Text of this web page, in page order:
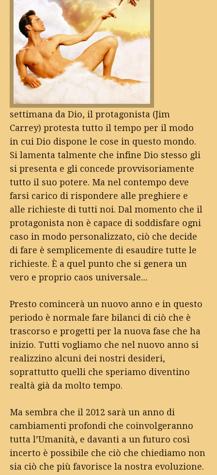
settimana da Dio, il protagonista (Jim
Carrey) protesta tutto il tempo per il modo
in cui Dio dispone le cose in questo mondo.
Si lamenta talmente che infine Dio stesso gli
si presenta e gli concede provvisoriamente
tutto il suo potere. Ma nel contempo deve
farsi carico di rispondere alle preghiere e
alle richieste di tutti noi. Dal momento che il
protagonista non è capace di soddisfare ogni
caso in modo personalizzato, ciò che decide
di fare è semplicemente di esaudire tutte le
richieste. È a quel punto che si genera un
vero e proprio caos universale…
Presto comincerà un nuovo anno e in questo
periodo è normale fare bilanci di ciò che è
trascorso e progetti per la nuova fase che ha
inizio. Tutti vogliamo che nel nuovo anno si
realizzino alcuni dei nostri desideri,
soprattutto quelli che speriamo diventino
realtà già da molto tempo.
Ma sembra che il 2012 sarà un anno di
cambiamenti profondi che coinvolgeranno
tutta l’Umanità, e davanti a un futuro così
incerto è possibile che ciò che chiediamo non
sia ciò che più favorisce la nostra evoluzione.